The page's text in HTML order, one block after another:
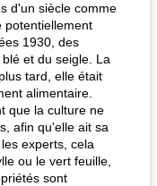
d'un siècle comme
potentiellement
1930, des
et du seigle. La
tard, elle était
alimentaire.
que la culture ne
afin qu'elle ait sa
experts, cela
ou le vert feuille,
sont